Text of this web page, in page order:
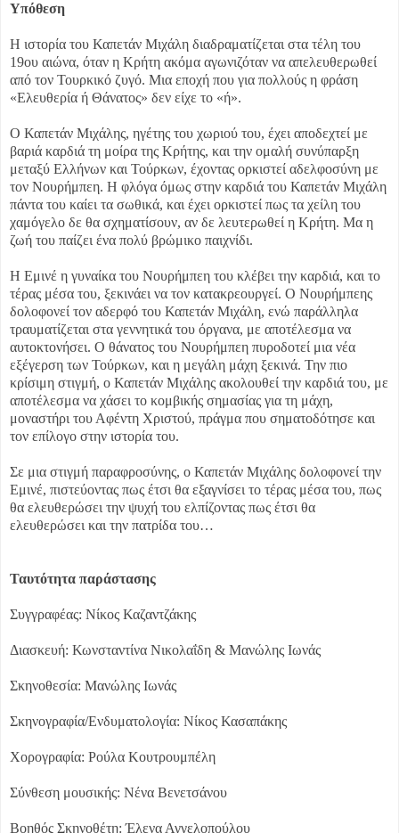
Υπόθεση
Η ιστορία του Καπετάν Μιχάλη διαδραματίζεται στα τέλη του
19ου αιώνα, όταν η Κρήτη ακόμα αγωνιζόταν να απελευθερωθεί
από τον Τουρκικό ζυγό. Μια εποχή που για πολλούς η φράση
«Ελευθερία ή Θάνατος» δεν είχε το «ή».
Ο Καπετάν Μιχάλης, ηγέτης του χωριού του, έχει αποδεχτεί με
βαριά καρδιά τη μοίρα της Κρήτης, και την ομαλή συνύπαρξη
μεταξύ Ελλήνων και Τούρκων, έχοντας ορκιστεί αδελφοσύνη με
τον Νουρήμπεη. Η φλόγα όμως στην καρδιά του Καπετάν Μιχάλη
πάντα του καίει τα σωθικά, και έχει ορκιστεί πως τα χείλη του
χαμόγελο δε θα σχηματίσουν, αν δε λευτερωθεί η Κρήτη. Μα η
ζωή του παίζει ένα πολύ βρώμικο παιχνίδι.
Η Εμινέ η γυναίκα του Νουρήμπεη του κλέβει την καρδιά, και το
τέρας μέσα του, ξεκινάει να τον κατακρεουργεί. Ο Νουρήμπεης
δολοφονεί τον αδερφό του Καπετάν Μιχάλη, ενώ παράλληλα
τραυματίζεται στα γεννητικά του όργανα, με αποτέλεσμα να
αυτοκτονήσει. Ο θάνατος του Νουρήμπεη πυροδοτεί μια νέα
εξέγερση των Τούρκων, και η μεγάλη μάχη ξεκινά. Την πιο
κρίσιμη στιγμή, ο Καπετάν Μιχάλης ακολουθεί την καρδιά του, με
αποτέλεσμα να χάσει το κομβικής σημασίας για τη μάχη,
μοναστήρι του Αφέντη Χριστού, πράγμα που σηματοδότησε και
τον επίλογο στην ιστορία του.
Σε μια στιγμή παραφροσύνης, ο Καπετάν Μιχάλης δολοφονεί την
Εμινέ, πιστεύοντας πως έτσι θα εξαγνίσει το τέρας μέσα του, πως
θα ελευθερώσει την ψυχή του ελπίζοντας πως έτσι θα
ελευθερώσει και την πατρίδα του…
Ταυτότητα παράστασης
Συγγραφέας: Νίκος Καζαντζάκης
Διασκευή: Κωνσταντίνα Νικολαΐδη & Μανώλης Ιωνάς
Σκηνοθεσία: Μανώλης Ιωνάς
Σκηνογραφία/Ενδυματολογία: Νίκος Κασαπάκης
Χορογραφία: Ρούλα Κουτρουμπέλη
Σύνθεση μουσικής: Νένα Βενετσάνου
Βοηθός Σκηνοθέτη: Έλενα Αγγελοπούλου